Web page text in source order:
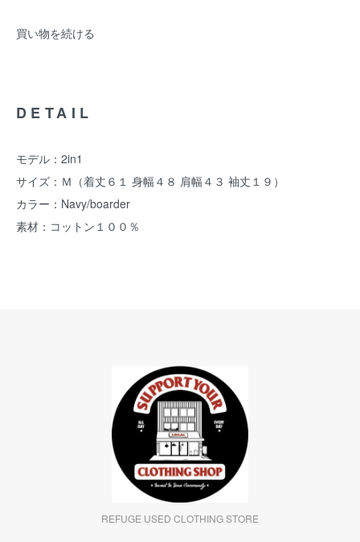
買い物を続ける
DETAIL
モデル：2in1
サイズ：Ｍ（着丈６１ 身幅４８ 肩幅４３ 袖丈１９）
カラー：Navy/boarder
素材：コットン１００％
REFUGE USED CLOTHING STORE